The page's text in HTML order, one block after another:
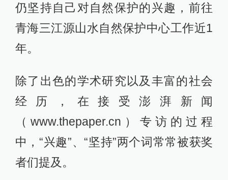
仍坚持自己对自然保护的兴趣，前往
青海三江源山水自然保护中心工作近1
年。
除了出色的学术研究以及丰富的社会
经历，在接受澎湃新闻
（www.thepaper.cn）专访的过程
中，“兴趣”、“坚持”两个词常常被获奖
者们提及。